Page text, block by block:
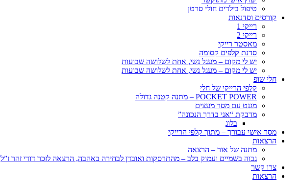
טיפול בילדים חולי סרטן
קורסים וסדנאות
רייקי 1
רייקי 2
מאסטר רייקי
סדנת קלפים קסומה
יש לי מקום – מעגל נשי, אחת לשלושה שבועות
יש לי מקום – מעגל נשי, אחת לשלושה שבועות
חלי שופ
קלפי הרייקי של חלי
POCKET POWER – מתנה קטנה גדולה
מגנט עם מסר מעצים
מדבקת “אני בדרך הנכונה”
בלוג
מסר אישי עבורך – מתוך קלפי הרייקי
הרצאות
מתנה של אור – הרצאה
גבוה בשמיים ועמוק בלב – מהתרסקות ואובדן לבחירה באהבה, הרצאה לזכר דודי זהר ז”ל
צרו קשר
הרצאות